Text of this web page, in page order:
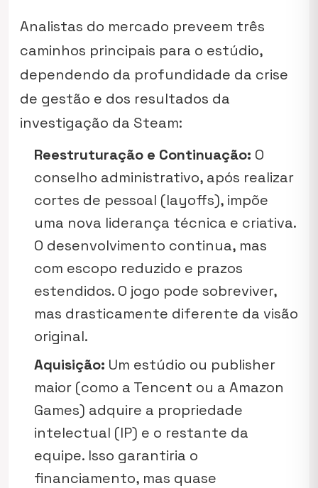
Analistas do mercado preveem três
caminhos principais para o estúdio,
dependendo da profundidade da crise
de gestão e dos resultados da
investigação da Steam:
Reestruturação e Continuação: O
conselho administrativo, após realizar
cortes de pessoal (layoffs), impõe
uma nova liderança técnica e criativa.
O desenvolvimento continua, mas
com escopo reduzido e prazos
estendidos. O jogo pode sobreviver,
mas drasticamente diferente da visão
original.
Aquisição: Um estúdio ou publisher
maior (como a Tencent ou a Amazon
Games) adquire a propriedade
intelectual (IP) e o restante da
equipe. Isso garantiria o
financiamento, mas quase